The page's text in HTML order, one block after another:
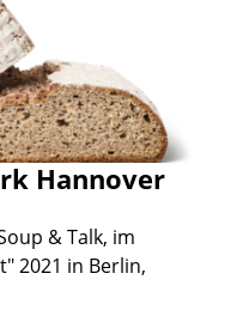
Hannover
& Talk, im
2021 in Berlin,